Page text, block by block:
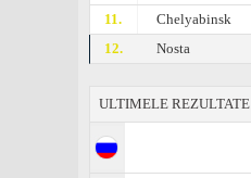
11.
Chelyabinsk
12.
Nosta
ULTIMELE REZULTATE